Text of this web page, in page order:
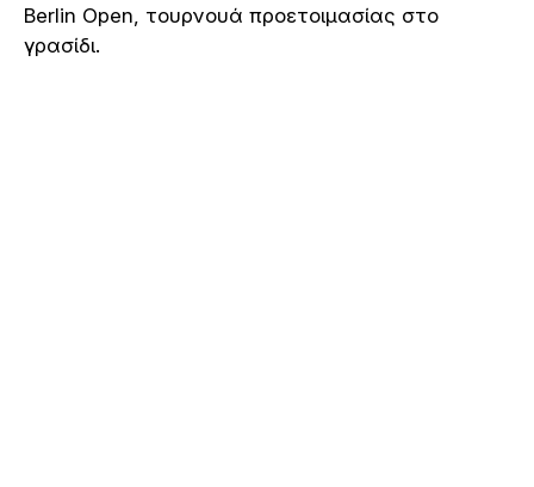
Berlin Open, τουρνουά προετοιμασίας στο
γρασίδι.